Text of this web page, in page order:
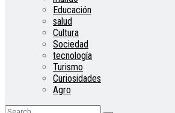
Educación
salud
Cultura
Sociedad
tecnología
Turismo
Curiosidades
Agro